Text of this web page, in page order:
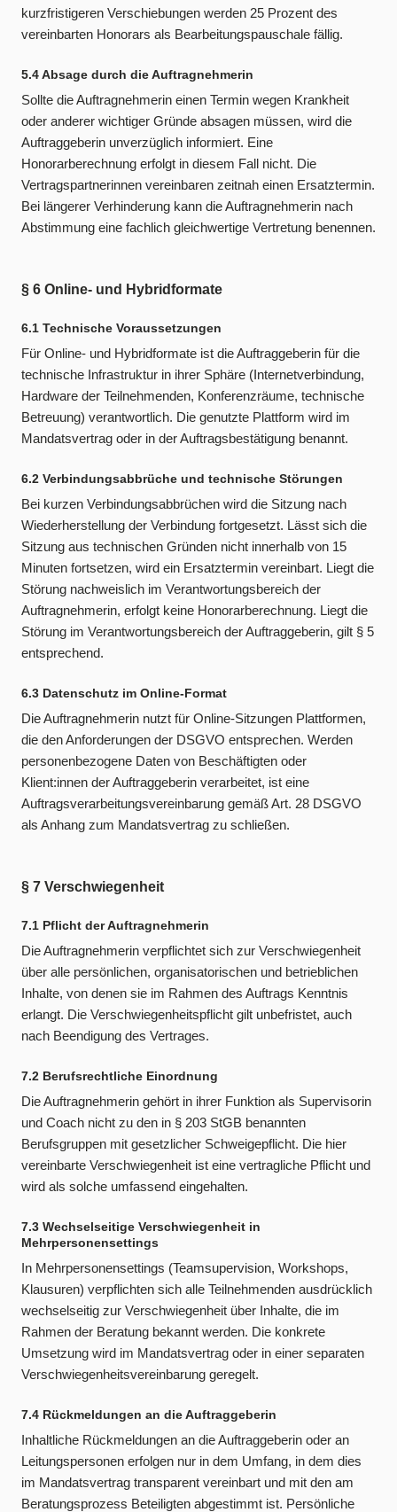
kurzfristigeren Verschiebungen werden 25 Prozent des
vereinbarten Honorars als Bearbeitungspauschale fällig.
5.4 Absage durch die Auftragnehmerin
Sollte die Auftragnehmerin einen Termin wegen Krankheit
oder anderer wichtiger Gründe absagen müssen, wird die
Auftraggeberin unverzüglich informiert. Eine
Honorarberechnung erfolgt in diesem Fall nicht. Die
Vertragspartnerinnen vereinbaren zeitnah einen Ersatztermin.
Bei längerer Verhinderung kann die Auftragnehmerin nach
Abstimmung eine fachlich gleichwertige Vertretung benennen.
§ 6 Online- und Hybridformate
6.1 Technische Voraussetzungen
Für Online- und Hybridformate ist die Auftraggeberin für die
technische Infrastruktur in ihrer Sphäre (Internetverbindung,
Hardware der Teilnehmenden, Konferenzräume, technische
Betreuung) verantwortlich. Die genutzte Plattform wird im
Mandatsvertrag oder in der Auftragsbestätigung benannt.
6.2 Verbindungsabbrüche und technische Störungen
Bei kurzen Verbindungsabbrüchen wird die Sitzung nach
Wiederherstellung der Verbindung fortgesetzt. Lässt sich die
Sitzung aus technischen Gründen nicht innerhalb von 15
Minuten fortsetzen, wird ein Ersatztermin vereinbart. Liegt die
Störung nachweislich im Verantwortungsbereich der
Auftragnehmerin, erfolgt keine Honorarberechnung. Liegt die
Störung im Verantwortungsbereich der Auftraggeberin, gilt § 5
entsprechend.
6.3 Datenschutz im Online-Format
Die Auftragnehmerin nutzt für Online-Sitzungen Plattformen,
die den Anforderungen der DSGVO entsprechen. Werden
personenbezogene Daten von Beschäftigten oder
Klient:innen der Auftraggeberin verarbeitet, ist eine
Auftragsverarbeitungsvereinbarung gemäß Art. 28 DSGVO
als Anhang zum Mandatsvertrag zu schließen.
§ 7 Verschwiegenheit
7.1 Pflicht der Auftragnehmerin
Die Auftragnehmerin verpflichtet sich zur Verschwiegenheit
über alle persönlichen, organisatorischen und betrieblichen
Inhalte, von denen sie im Rahmen des Auftrags Kenntnis
erlangt. Die Verschwiegenheitspflicht gilt unbefristet, auch
nach Beendigung des Vertrages.
7.2 Berufsrechtliche Einordnung
Die Auftragnehmerin gehört in ihrer Funktion als Supervisorin
und Coach nicht zu den in § 203 StGB benannten
Berufsgruppen mit gesetzlicher Schweigepflicht. Die hier
vereinbarte Verschwiegenheit ist eine vertragliche Pflicht und
wird als solche umfassend eingehalten.
7.3 Wechselseitige Verschwiegenheit in
Mehrpersonensettings
In Mehrpersonensettings (Teamsupervision, Workshops,
Klausuren) verpflichten sich alle Teilnehmenden ausdrücklich
wechselseitig zur Verschwiegenheit über Inhalte, die im
Rahmen der Beratung bekannt werden. Die konkrete
Umsetzung wird im Mandatsvertrag oder in einer separaten
Verschwiegenheitsvereinbarung geregelt.
7.4 Rückmeldungen an die Auftraggeberin
Inhaltliche Rückmeldungen an die Auftraggeberin oder an
Leitungspersonen erfolgen nur in dem Umfang, in dem dies
im Mandatsvertrag transparent vereinbart und mit den am
Beratungsprozess Beteiligten abgestimmt ist. Persönliche